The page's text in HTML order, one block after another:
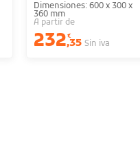
Dimensiones: 600 x 300 x
360 mm
A partir de
232€
,35 Sin iva